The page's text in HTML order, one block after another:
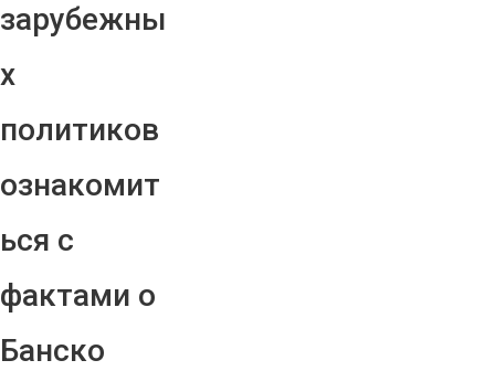
зарубежны
х
политиков
ознакомит
ься с
фактами о
Банско